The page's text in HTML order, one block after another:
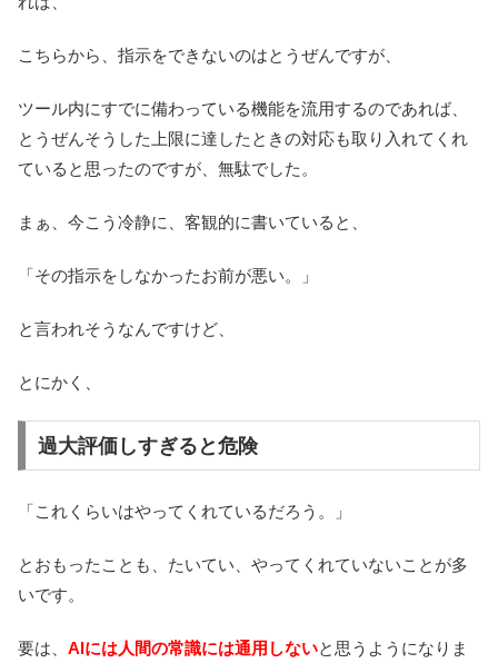
こちらから、指示をできないのはとうぜんですが、
ツール内にすでに備わっている機能を流用するのであれば、
とうぜんそうした上限に達したときの対応も取り入れてくれ
ていると思ったのですが、無駄でした。
まぁ、今こう冷静に、客観的に書いていると、
「その指示をしなかったお前が悪い。」
と言われそうなんですけど、
とにかく、
過大評価しすぎると危険
「これくらいはやってくれているだろう。」
とおもったことも、たいてい、やってくれていないことが多
いです。
要は、 AIには人間の常識には通用しないと思うようになりま